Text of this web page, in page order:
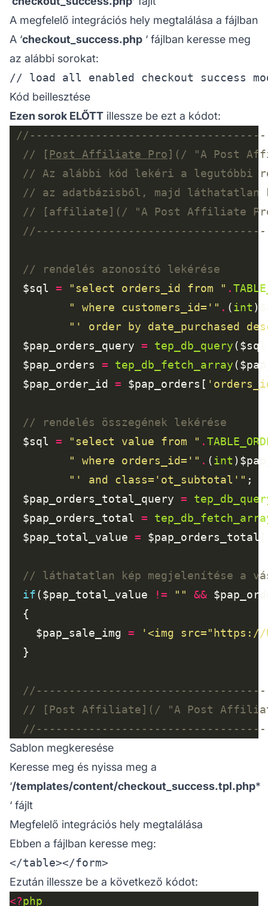
A megfelelő integrációs hely megtalálása a fájlban
A ‘checkout_success.php ‘ fájlban keresse meg
az alábbi sorokat:
Kód beillesztése
Ezen sorok ELŐTT illessze be ezt a kódot:
// [ Post Affiliate Pro
  $sql
= "select orders_id from " .
" where customers_id='" . (int
"' order by date_purchased
  $pap_orders_query
=
tep_db_query
  $pap_orders
=
tep_db_fetch_array
  $pap_order_id
= $pap_orders[
  $sql
= "select value from " .
" where orders_id='" . (int
"' and class='ot_subtotal'"
  $pap_orders_total_query
=
  $pap_orders_total
=
  $pap_total_value
= $pap_orders_total[
if($pap_total_value != "" &&
    $pap_sale_img
=
'<img src="https://
Sablon megkeresése
Keresse meg és nyissa meg a
‘/templates/content/checkout_success.tpl.php*
‘ fájlt
Megfelelő integrációs hely megtalálása
Ebben a fájlban keresse meg:
Ezután illessze be a következő kódot:
<?php